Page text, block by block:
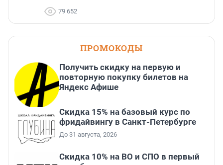
79 652
ПРОМОКОДЫ
Получить скидку на первую и
повторную покупку билетов на
Яндекс Афише
Скидка 15% на базовый курс по
фридайвингу в Санкт-Петербурге
До 31 августа, 2026
Скидка 10% на ВО и СПО в первый